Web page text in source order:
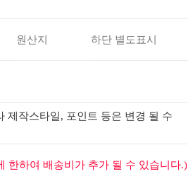
원산지 하단 별도표시
제작스타일, 포인트 등은 변경 될 수
한하여 배송비가 추가 될 수 있습니다.)